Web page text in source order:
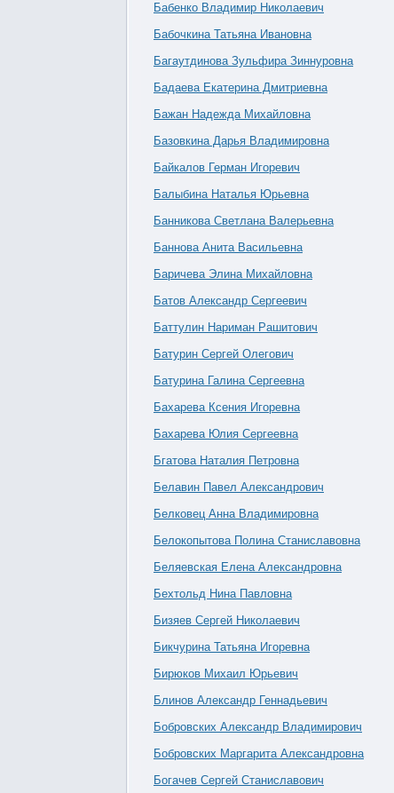
Бабенко Владимир Николаевич
Бабочкина Татьяна Ивановна
Багаутдинова Зульфира Зиннуровна
Бадаева Екатерина Дмитриевна
Бажан Надежда Михайловна
Базовкина Дарья Владимировна
Байкалов Герман Игоревич
Балыбина Наталья Юрьевна
Банникова Светлана Валерьевна
Баннова Анита Васильевна
Баричева Элина Михайловна
Батов Александр Сергеевич
Баттулин Нариман Рашитович
Батурин Сергей Олегович
Батурина Галина Сергеевна
Бахарева Ксения Игоревна
Бахарева Юлия Сергеевна
Бгатова Наталия Петровна
Белавин Павел Александрович
Белковец Анна Владимировна
Белокопытова Полина Станиславовна
Беляевская Елена Александровна
Бехтольд Нина Павловна
Бизяев Сергей Николаевич
Бикчурина Татьяна Игоревна
Бирюков Михаил Юрьевич
Блинов Александр Геннадьевич
Бобровских Александр Владимирович
Бобровских Маргарита Александровна
Богачев Сергей Станиславович